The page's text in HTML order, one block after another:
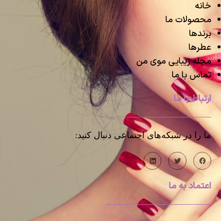
خانه
محصولات ما
برندها
عطرها
مجله زیبایی موی من
تماس با ما
ارتباط با ما
ما را در شبکه‌های اجتماعی دنبال کنید:
اعتماد به ما